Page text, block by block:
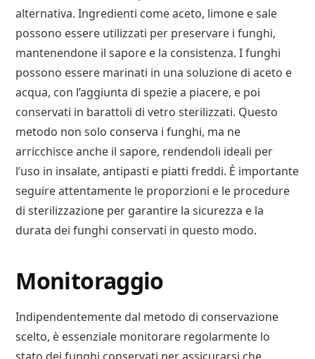
alternativa. Ingredienti come aceto, limone e sale
possono essere utilizzati per preservare i funghi,
mantenendone il sapore e la consistenza. I funghi
possono essere marinati in una soluzione di aceto e
acqua, con l’aggiunta di spezie a piacere, e poi
conservati in barattoli di vetro sterilizzati. Questo
metodo non solo conserva i funghi, ma ne
arricchisce anche il sapore, rendendoli ideali per
l’uso in insalate, antipasti e piatti freddi. È importante
seguire attentamente le proporzioni e le procedure
di sterilizzazione per garantire la sicurezza e la
durata dei funghi conservati in questo modo.
Monitoraggio
Indipendentemente dal metodo di conservazione
scelto, è essenziale monitorare regolarmente lo